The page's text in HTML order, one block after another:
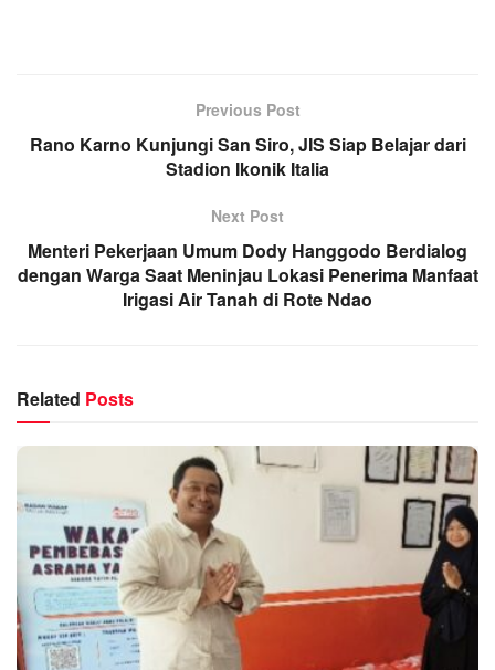
Previous Post
Rano Karno Kunjungi San Siro, JIS Siap Belajar dari
Stadion Ikonik Italia
Next Post
Menteri Pekerjaan Umum Dody Hanggodo Berdialog
dengan Warga Saat Meninjau Lokasi Penerima Manfaat
Irigasi Air Tanah di Rote Ndao
Related Posts